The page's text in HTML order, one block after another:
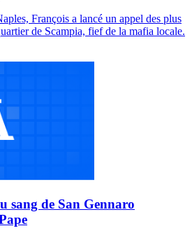
François a lancé un appel des plus
de Scampia, fief de la mafia locale.
sang de San Gennaro